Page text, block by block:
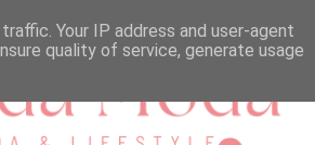
Your IP address and user-agent
quality of service, generate usage